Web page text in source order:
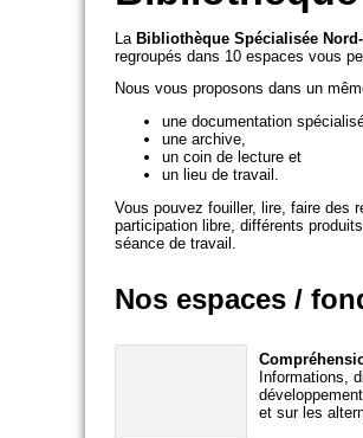
La Bibliothèque Spécialisée
regroupés dans 10 espaces vous
Nous vous proposons dans un
une documentation
une archive,
un coin de lecture et
un lieu de travail.
Vous pouvez fouiller, lire, faire des
participation libre, différents
séance de travail.
Nos espaces /
Informations,
et sur les